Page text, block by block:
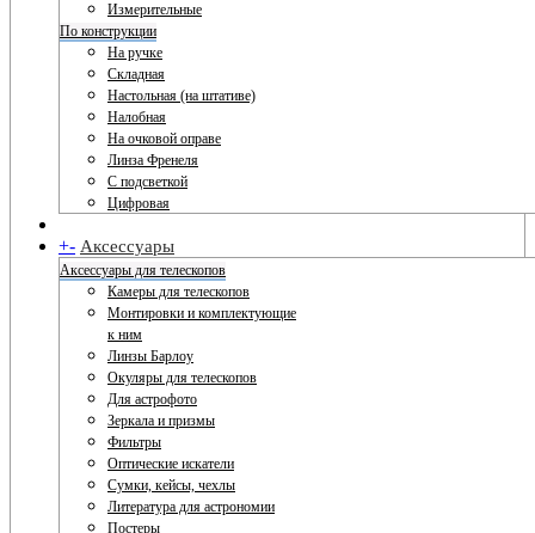
Измерительные
По конструкции
На ручке
Складная
Настольная (на штативе)
Налобная
На очковой оправе
Линза Френеля
С подсветкой
Цифровая
+- Аксессуары
Аксессуары для телескопов
Камеры для телескопов
Монтировки и комплектующие
к ним
Линзы Барлоу
Окуляры для телескопов
Для астрофото
Зеркала и призмы
Фильтры
Оптические искатели
Сумки, кейсы, чехлы
Литература для астрономии
Постеры